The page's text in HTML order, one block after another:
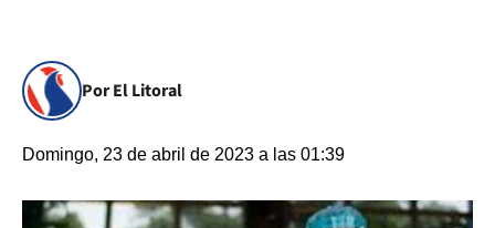
Por El Litoral
Domingo, 23 de abril de 2023 a las 01:39